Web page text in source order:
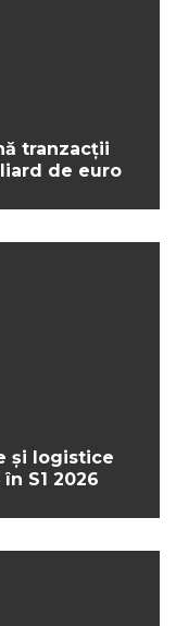
tranzacții
de euro
și logistice
S1 2026